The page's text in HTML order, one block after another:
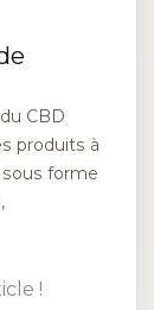
CBD
produits à
forme
!